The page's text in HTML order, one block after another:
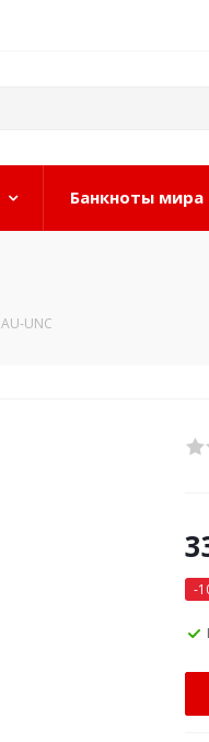
Банкноты мира
UNC
-